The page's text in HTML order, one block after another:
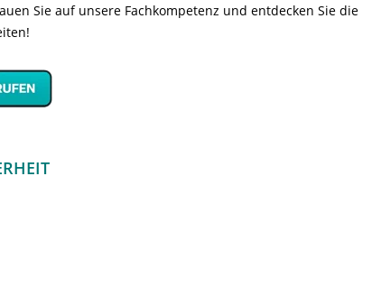
Sie auf unsere Fachkompetenz und entdecken Sie die